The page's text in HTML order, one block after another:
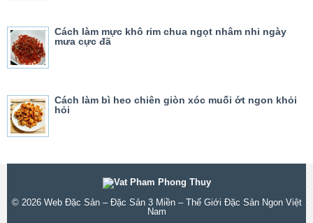
Cách làm mực khô rim chua ngọt nhâm nhi ngày
mưa cực đã
Cách làm bì heo chiên giòn xóc muối ớt ngon khỏi
hỏi
© 2026 Web Đặc Sản – Đặc Sản 3 Miền – Thế Giới Đặc Sản Ngon Việt
Nam